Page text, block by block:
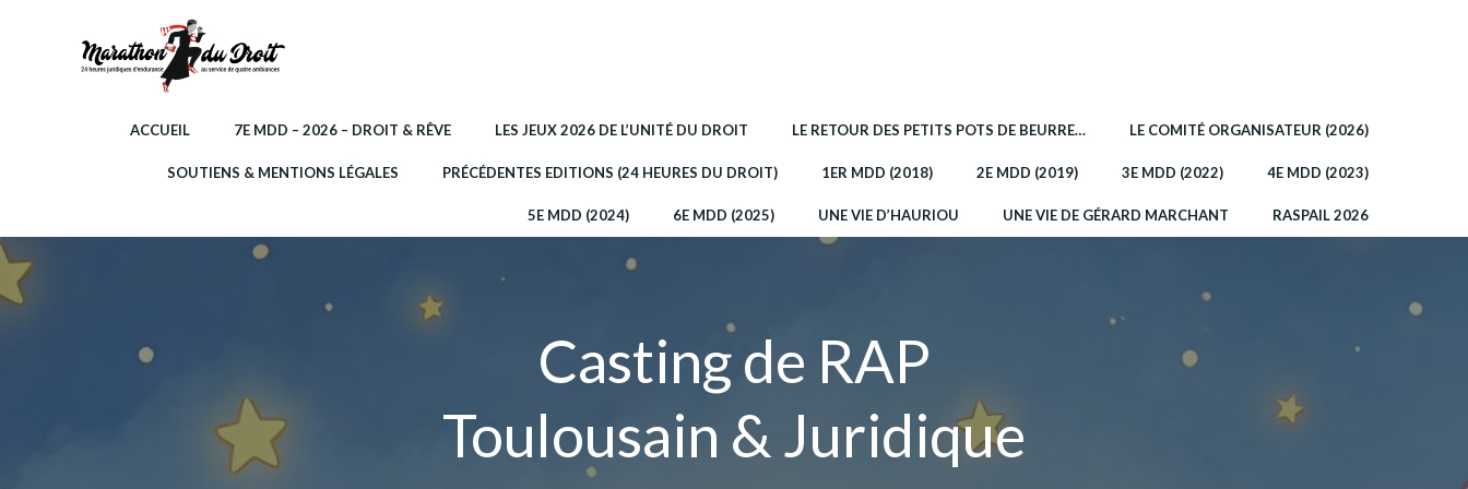
ACCUEIL 7E MDD – 2026 – DROIT & RÊVE LES JEUX 2026 DE L’UNITÉ DU DROIT LE RETOUR DES PETITS POTS DE BEURRE… LE COMITÉ ORGANISATEUR (2026)
SOUTIENS & MENTIONS LÉGALES PRÉCÉDENTES EDITIONS (24 HEURES DU DROIT) 1ER MDD (2018) 2E MDD (2019) 3E MDD (2022) 4E MDD (2023)
5E MDD (2024) 6E MDD (2025) UNE VIE D’HAURIOU UNE VIE DE GÉRARD MARCHANT RASPAIL 2026
Casting de RAP
Toulousain & Juridique